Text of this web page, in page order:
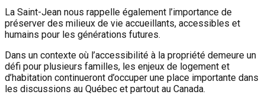
La Saint-Jean nous rappelle également l’importance de
préserver des milieux de vie accueillants, accessibles et
humains pour les générations futures.
Dans un contexte où l’accessibilité à la propriété demeure un
défi pour plusieurs familles, les enjeux de logement et
d’habitation continueront d’occuper une place importante dans
les discussions au Québec et partout au Canada.